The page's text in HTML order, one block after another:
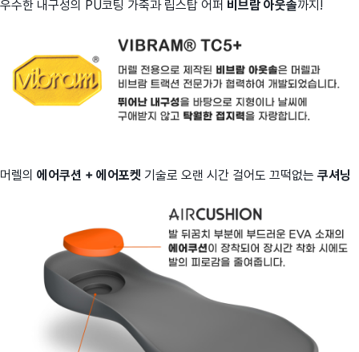
우수한 내구성의 PU코팅 가죽과 립스탑 어퍼 비브람 아웃솔까지!
머렐의 에어쿠션 + 에어포켓 기술로 오랜 시간 걸어도 끄떡없는 쿠셔닝